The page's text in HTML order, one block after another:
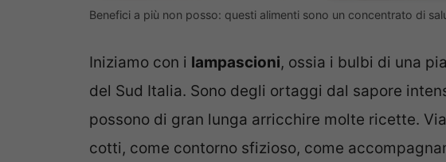
Benefici a più non posso: questi alimenti sono un concentrato di
Iniziamo con i lampascioni, ossia i bulbi di una
del Sud Italia. Sono degli ortaggi dal sapore
possono di gran lunga arricchire molte ricette.
cotti, come contorno sfizioso, come